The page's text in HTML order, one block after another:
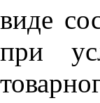
виде
при